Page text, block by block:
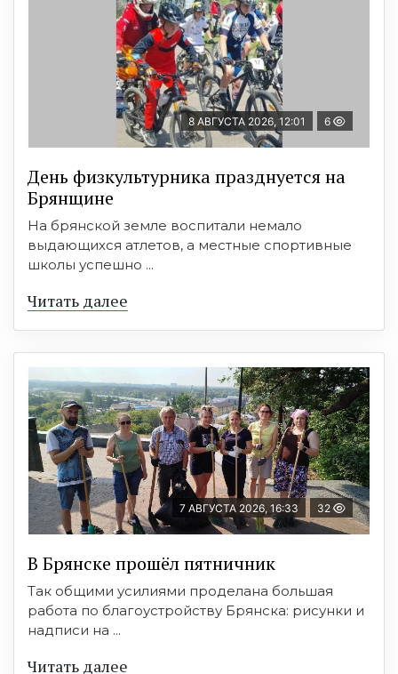
8 АВГУСТА 2026, 12:01 6
День физкультурника празднуется на
Брянщине
На брянской земле воспитали немало
выдающихся атлетов, а местные спортивные
школы успешно ...
Читать далее
7 АВГУСТА 2026, 16:33 32
В Брянске прошёл пятничник
Так общими усилиями проделана большая
работа по благоустройству Брянска: рисунки и
надписи на ...
Читать далее